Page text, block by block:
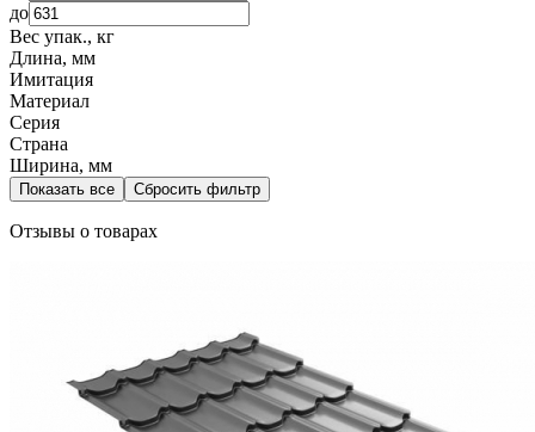
до
Вес упак., кг
Длина, мм
Имитация
Материал
Серия
Страна
Ширина, мм
Показать все Сбросить фильтр
Отзывы о товарах